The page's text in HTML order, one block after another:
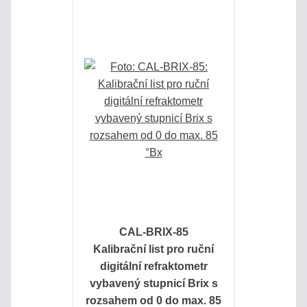
CAL-BRIX-85
Kalibrační list pro ruční
digitální refraktometr
vybavený stupnicí Brix s
rozsahem od 0 do max. 85